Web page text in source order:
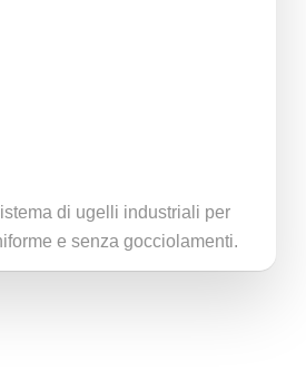
di ugelli industriali per
e senza gocciolamenti.